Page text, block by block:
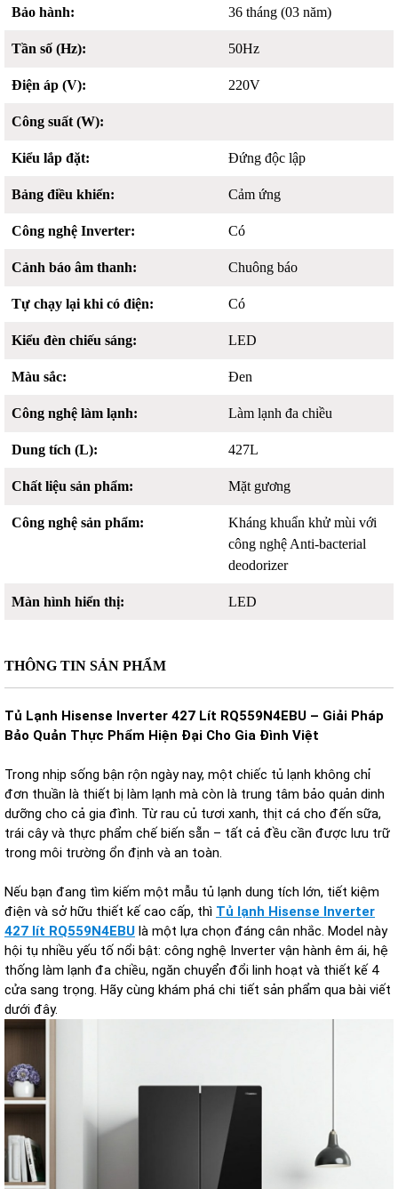
THÔNG TIN SẢN PHẨM
Tủ Lạnh Hisense Inverter 427 Lít RQ559N4EBU – Giải Pháp
Bảo Quản Thực Phẩm Hiện Đại Cho Gia Đình Việt
Trong nhịp sống bận rộn ngày nay, một chiếc tủ lạnh không chỉ
đơn thuần là thiết bị làm lạnh mà còn là trung tâm bảo quản dinh
dưỡng cho cả gia đình. Từ rau củ tươi xanh, thịt cá cho đến sữa,
trái cây và thực phẩm chế biến sẵn – tất cả đều cần được lưu trữ
trong môi trường ổn định và an toàn.
Nếu bạn đang tìm kiếm một mẫu tủ lạnh dung tích lớn, tiết kiệm
điện và sở hữu thiết kế cao cấp, thì Tủ lạnh Hisense Inverter
427 lít RQ559N4EBU là một lựa chọn đáng cân nhắc. Model này
hội tụ nhiều yếu tố nổi bật: công nghệ Inverter vận hành êm ái, hệ
thống làm lạnh đa chiều, ngăn chuyển đổi linh hoạt và thiết kế 4
cửa sang trọng. Hãy cùng khám phá chi tiết sản phẩm qua bài viết
dưới đây.
Bảo hành: 36 tháng (03 năm)
Tần số (Hz): 50Hz
Điện áp (V): 220V
Công suất (W):
Kiểu lắp đặt: Đứng độc lập
Bảng điều khiển: Cảm ứng
Công nghệ Inverter: Có
Cảnh báo âm thanh: Chuông báo
Tự chạy lại khi có điện: Có
Kiểu đèn chiếu sáng: LED
Màu sắc: Đen
Công nghệ làm lạnh: Làm lạnh đa chiều
Dung tích (L): 427L
Chất liệu sản phẩm: Mặt gương
Công nghệ sản phẩm:
Kháng khuẩn khử mùi với
công nghệ Anti-bacterial
deodorizer
Màn hình hiển thị: LED